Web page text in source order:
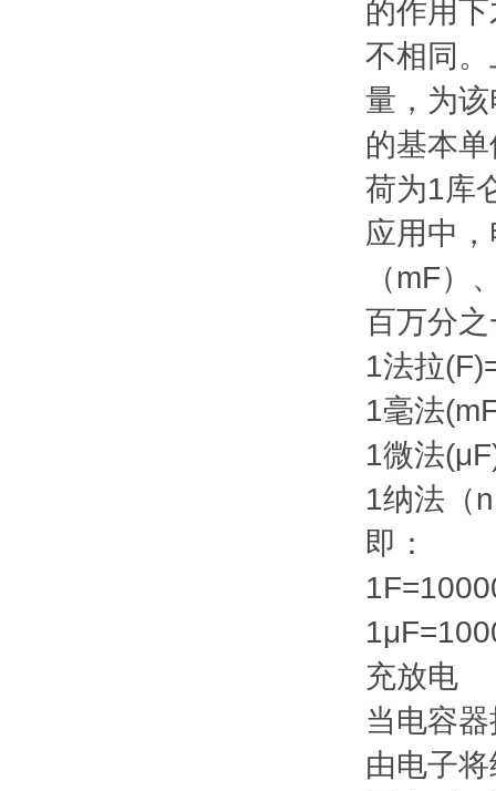
的作用
不相同
量，为
的基本
荷为1库
应用中
（mF）
百万分
1法拉
1毫法
1微法
1纳法（
即：
充放电
当电容
由电子